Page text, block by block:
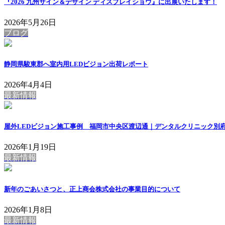
『2026 九州サイン＆デザイン ディスプレイショウ』に出展いたします！
2026年5月26日
ブログ
静岡県駿東郡へ室内用LEDビジョン出荷レポート
2026年4月4日
最新情報
屋外LEDビジョン施工事例 福岡市中央区渡辺通｜デンタルクリニック別
2026年1月19日
最新情報
新年のごあいさつと、正上商会株式会社の事業目的について
2026年1月8日
最新情報